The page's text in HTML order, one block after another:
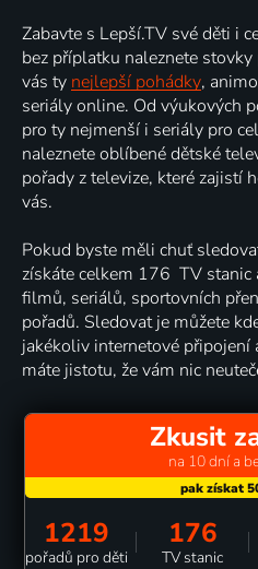
Zabavte s Lepší.TV své děti i
bez příplatku naleznete
vás ty nejlepší pohádky,
seriály online. Od výukových
pro ty nejmenší i seriály pro
naleznete oblíbené dětské
pořady z televize, které zajistí
vás.
Pokud byste měli chuť
získáte celkem 176 TV stanic
filmů, seriálů, sportovních
pořadů. Sledovat je můžete
jakékoliv internetové připojení
máte jistotu, že vám nic
Zkusit
na 10 dní a
1219
pořadů pro děti
176
TV stanic